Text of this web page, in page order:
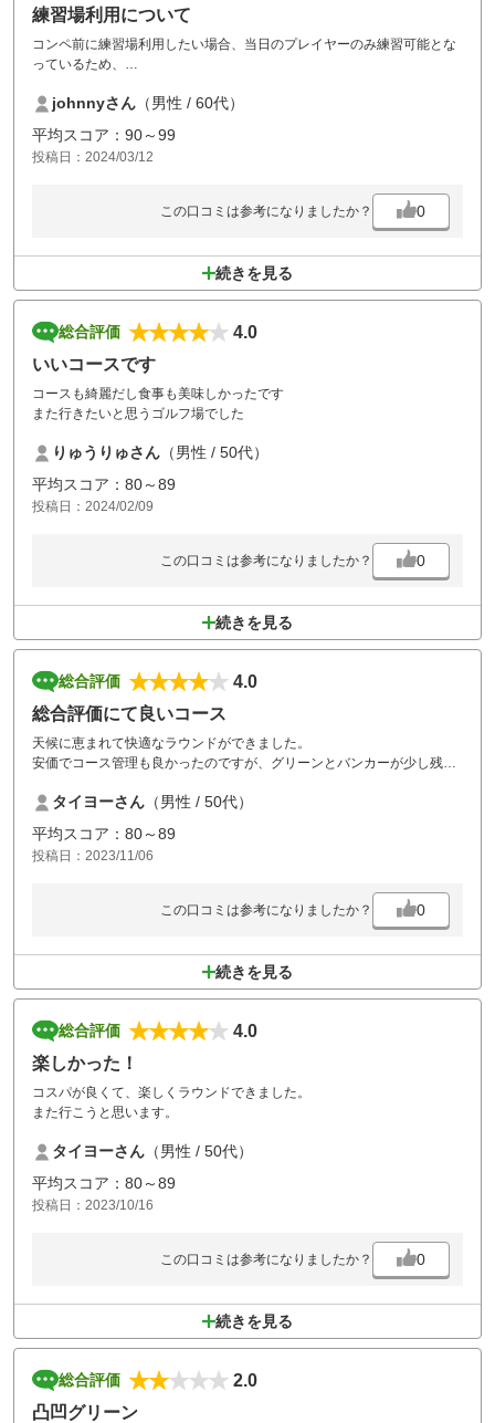
練習場利用について
コンペ前に練習場利用したい場合、当日のプレイヤーのみ練習可能とな
っているため、
johnnyさん （男性 / 60代）
平均スコア：90～99
投稿日：2024/03/12
この口コミは参考になりましたか？ 0
続きを見る
総合評価
4.0
いいコースです
コースも綺麗だし食事も美味しかったです
また行きたいと思うゴルフ場でした
りゅうりゅさん （男性 / 50代）
平均スコア：80～89
投稿日：2024/02/09
この口コミは参考になりましたか？ 0
続きを見る
総合評価
4.0
総合評価にて良いコース
天候に恵まれて快適なラウンドができました。
安価でコース管理も良かったのですが、グリーンとバンカーが少し残念
総合評価にて良いコースだと思いますので、また行きます。
タイヨーさん （男性 / 50代）
平均スコア：80～89
投稿日：2023/11/06
この口コミは参考になりましたか？ 0
続きを見る
総合評価
4.0
楽しかった！
コスパが良くて、楽しくラウンドできました。
また行こうと思います。
タイヨーさん （男性 / 50代）
平均スコア：80～89
投稿日：2023/10/16
この口コミは参考になりましたか？ 0
続きを見る
総合評価
2.0
凸凹グリーン